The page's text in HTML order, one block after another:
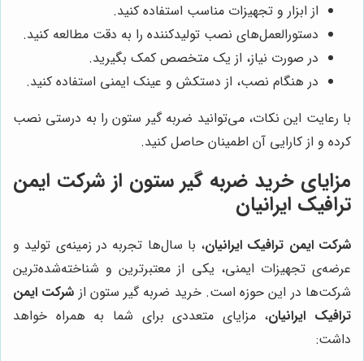
از ابزار و تجهیزات مناسب استفاده کنید.
دستورالعمل‌های نصب تولیدکننده را به دقت مطالعه کنید.
در صورت نیاز، از یک متخصص کمک بگیرید.
در هنگام نصب، از دستکش و عینک ایمنی استفاده کنید.
با رعایت این نکات، می‌توانید ضربه گیر ستون را به درستی نصب
کرده و از کارایی آن اطمینان حاصل کنید.
مزایای خرید ضربه گیر ستون از شرکت ایمن
ترافیک ایرانیان
شرکت ایمن ترافیک ایرانیان، با سال‌ها تجربه در زمینه‌ی تولید و
عرضه‌ی تجهیزات ایمنی، یکی از معتبرترین و شناخته‌شده‌ترین
شرکت‌ها در این حوزه است. خرید ضربه گیر ستون از شرکت ایمن
ترافیک ایرانیان، مزایای متعددی برای شما به همراه خواهد
داشت: